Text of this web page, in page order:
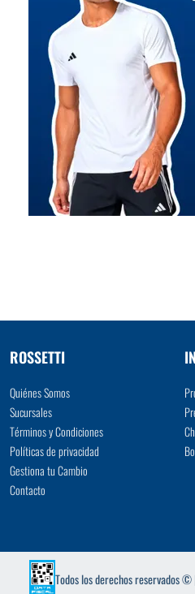
ROSSETTI
Quiénes Somos
Sucursales
Términos y Condiciones
Políticas de privacidad
Gestiona tu Cambio
Contacto
Todos los derechos reservados